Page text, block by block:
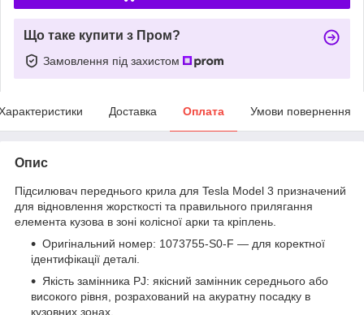
Що таке купити з Пром?
Замовлення під захистом
Доставка Оплата Умови повернення
Опис
Підсилювач переднього крила для Tesla Model 3 призначений
для відновлення жорсткості та правильного прилягання
елемента кузова в зоні колісної арки та кріплень.
Оригінальний номер: 1073755-S0-F — для коректної
ідентифікації деталі.
Якість замінника PJ: якісний замінник середнього або
високого рівня, розрахований на акуратну посадку в
кузовних зонах.